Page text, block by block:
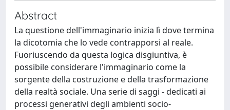
Abstract
La questione dell'immaginario inizia lì dove termina
la dicotomia che lo vede contrapporsi al reale.
Fuoriuscendo da questa logica disgiuntiva, è
possibile considerare l'immaginario come la
sorgente della costruzione e della trasformazione
della realtà sociale. Una serie di saggi - dedicati ai
processi generativi degli ambienti socio-